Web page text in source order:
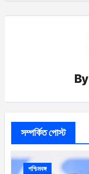
By
সম্পর্কিত পোস্ট
পশ্চিমবঙ্গ